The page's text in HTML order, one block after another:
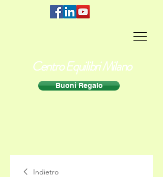
Centro Equilibri Milano
Buoni Regalo
Indietro